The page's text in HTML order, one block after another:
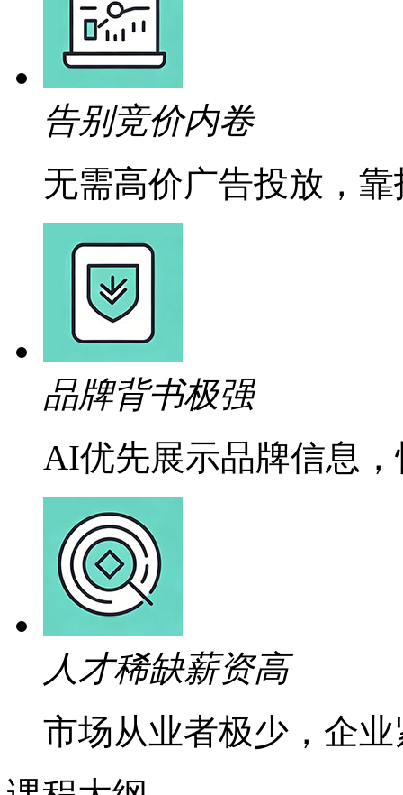
告别竞价内卷
无需高价广告投放，
品牌背书极强
AI优先展示品牌信息
人才稀缺薪资高
市场从业者极少，企